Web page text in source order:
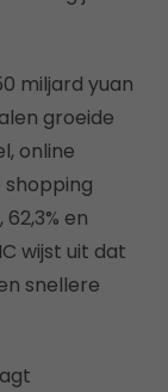
miljard yuan
groeide
online
shopping
en
wijst uit dat
snellere